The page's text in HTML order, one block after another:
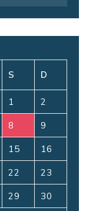
S D
1 2
8 9
15 16
22 23
29 30